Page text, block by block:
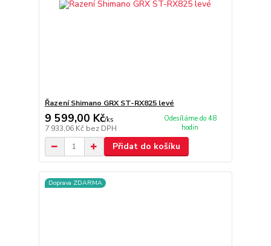
Řazení Shimano GRX ST-RX825 levé
9 599,00 Kč/ks
7 933,06 Kč bez DPH
Odesíláme do 48
hodin
Přidat do košíku
Doprava ZDARMA